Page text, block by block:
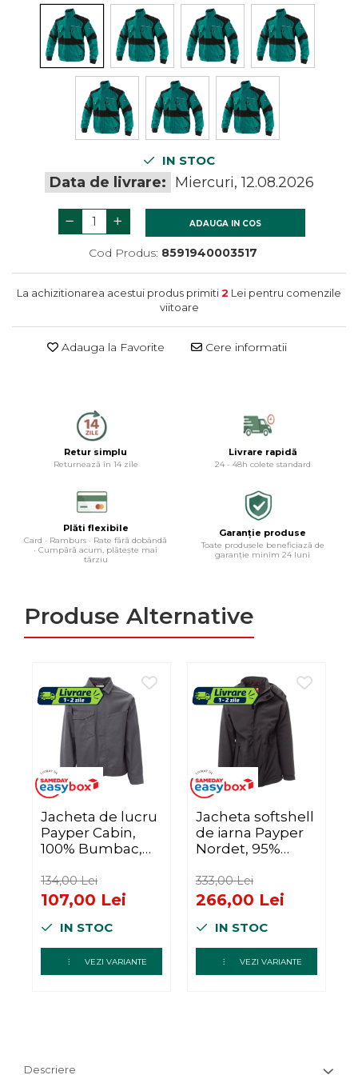
Dulapuri baie
Mobilier baie
Oglinzi baie
Accesorii baie
Cuiere si suporturi prosoape
Rafturi si depozitare
Accesorii lavoare
Cosuri de rufe
Suporturi si accesorii de baie
Gratare si accesorii
Gratare de gradina
Accesorii instalatii sanitare
IN STOC
Data de livrare: Miercuri, 12.08.2026
ADAUGA IN COS
Cod Produs: 8591940003517
La achizitionarea acestui produs primiti2 Lei pentru comenzile
viitoare
Adauga la Favorite Cere informatii
Retur simplu
Returnează în 14 zile
Livrare rapidă
24 - 48h colete standard
Plăti flexibile
Card · Ramburs · Rate fără dobândă
· Cumpără acum, plătește mai
târziu
Garanție produse
Toate produsele beneficiază de
garanție minim 24 luni
Produse Alternative
Jacheta de lucru
Payper Cabin,
100% Bumbac,
L
134,00 Lei
107,00 Lei
IN STOC
VEZI VARIANTE
Jacheta softshell
de iarna Payper
Nordet, 95%
elastan,
Anthracite,
marime L
333,00 Lei
266,00 Lei
IN STOC
VEZI VARIANTE
Descriere